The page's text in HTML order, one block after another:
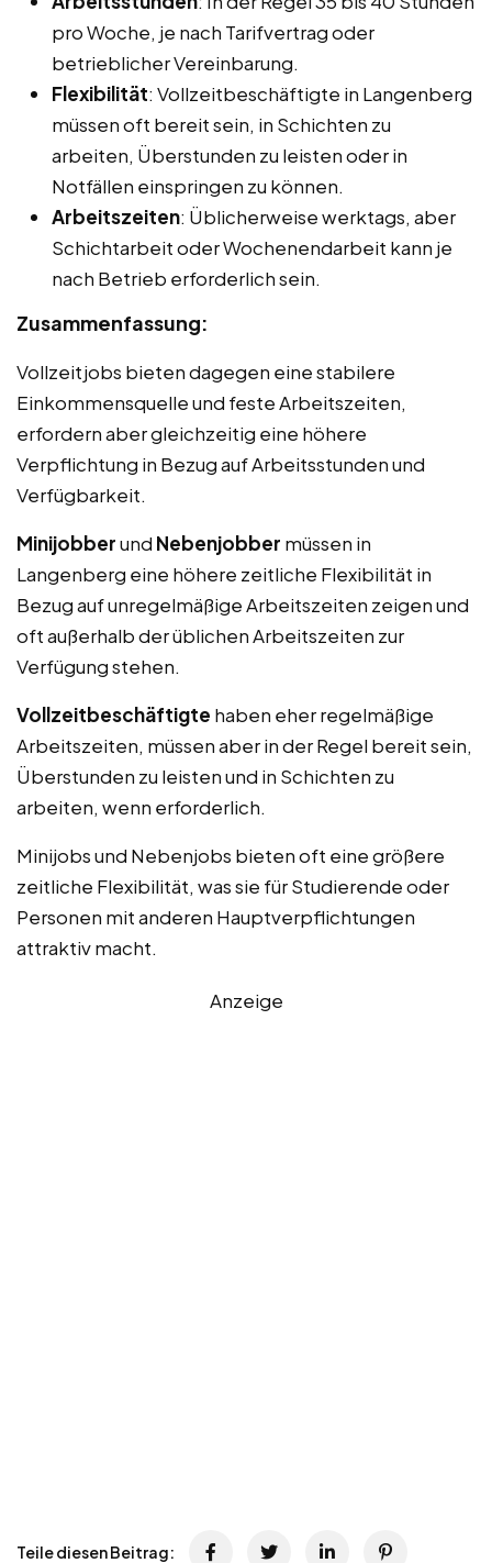
pro Woche, je nach Tarifvertrag oder
betrieblicher Vereinbarung.
Flexibilität: Vollzeitbeschäftigte in Langenberg
müssen oft bereit sein, in Schichten zu
arbeiten, Überstunden zu leisten oder in
Notfällen einspringen zu können.
Arbeitszeiten: Üblicherweise werktags, aber
Schichtarbeit oder Wochenendarbeit kann je
nach Betrieb erforderlich sein.
Zusammenfassung:
Vollzeitjobs bieten dagegen eine stabilere
Einkommensquelle und feste Arbeitszeiten,
erfordern aber gleichzeitig eine höhere
Verpflichtung in Bezug auf Arbeitsstunden und
Verfügbarkeit.
Minijobberund Nebenjobber müssen in
Langenberg eine höhere zeitliche Flexibilität in
Bezug auf unregelmäßige Arbeitszeiten zeigen und
oft außerhalb der üblichen Arbeitszeiten zur
Verfügung stehen.
Vollzeitbeschäftigte haben eher regelmäßige
Arbeitszeiten, müssen aber in der Regel bereit sein,
Überstunden zu leisten und in Schichten zu
arbeiten, wenn erforderlich.
Minijobs und Nebenjobs bieten oft eine größere
zeitliche Flexibilität, was sie für Studierende oder
Personen mit anderen Hauptverpflichtungen
attraktiv macht.
Anzeige
Teile diesen Beitrag: